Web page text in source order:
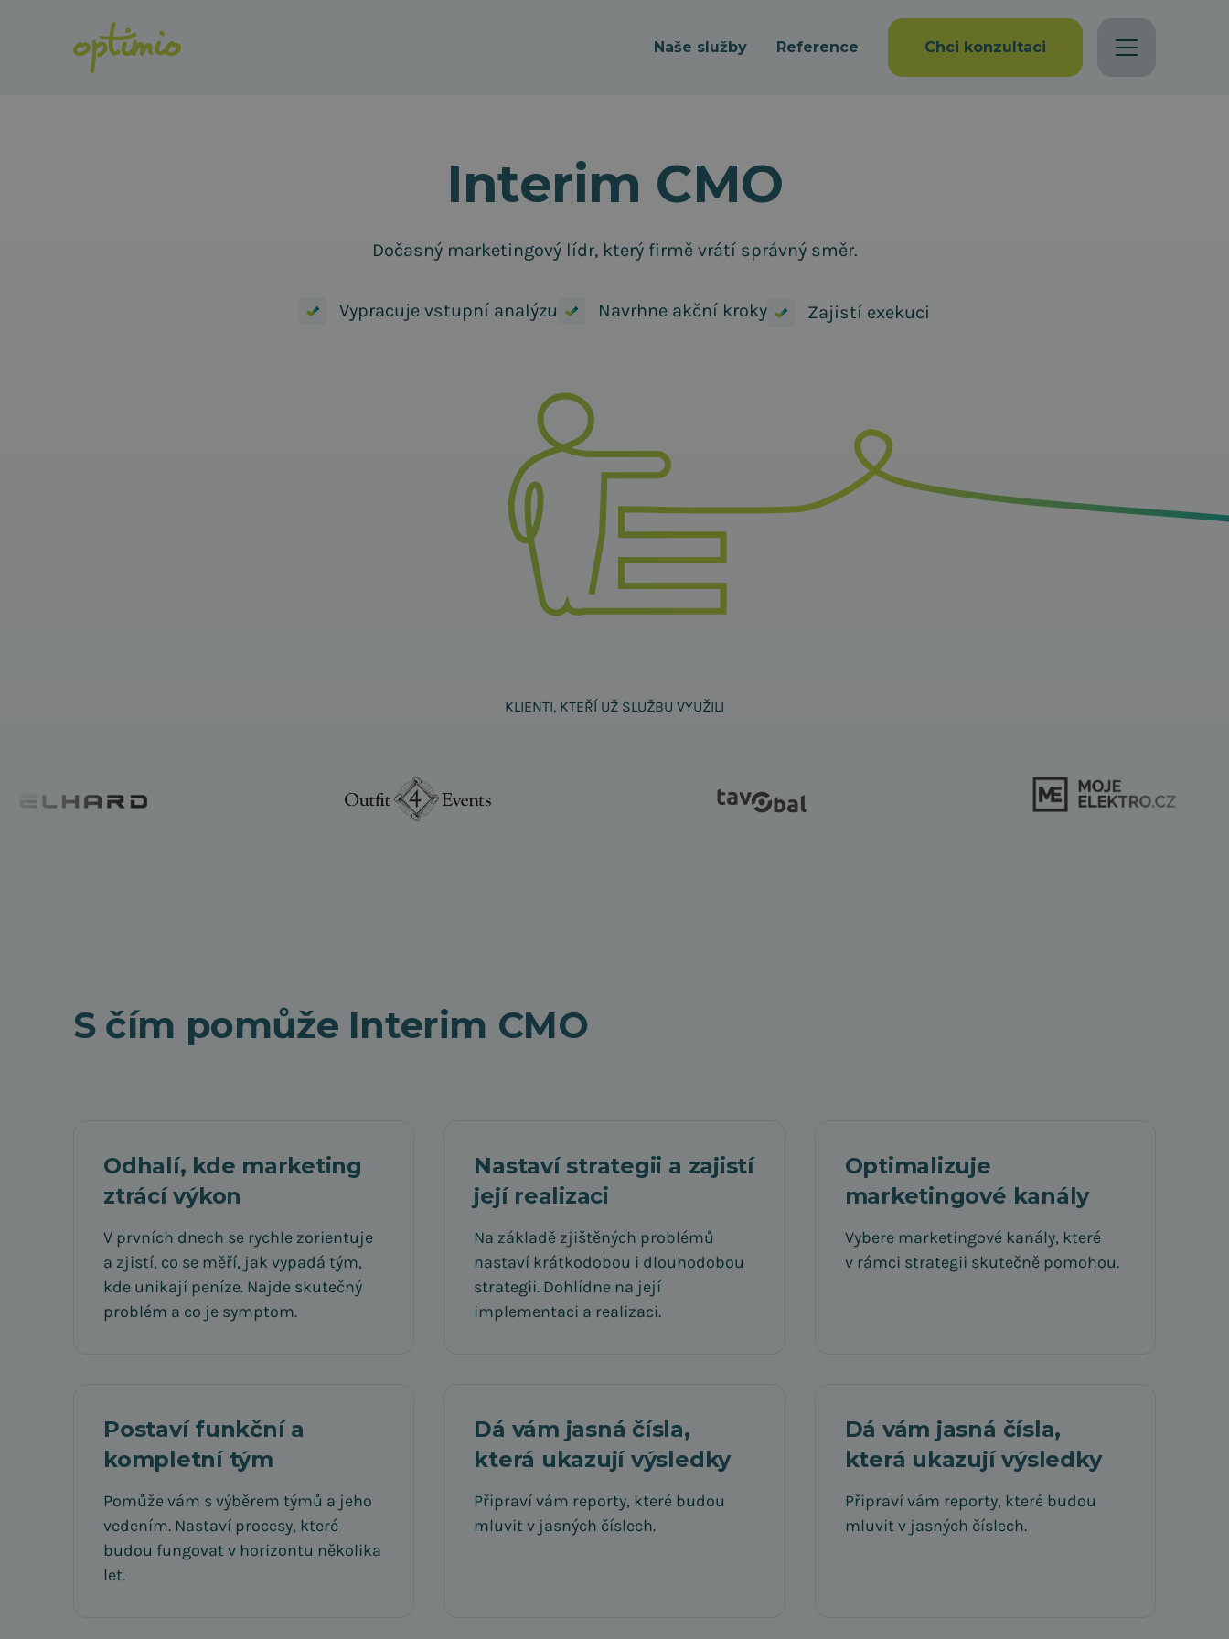
Naše služby Reference Chci konzultaci
Interim CMO
Dočasný marketingový lídr, který firmě vrátí správný směr.
Vypracuje vstupní analýzu Navrhne akční kroky Zajistí exekuci
KLIENTI, KTEŘÍ UŽ SLUŽBU VYUŽILI
S čím pomůže Interim CMO
Odhalí, kde marketing
ztrácí výkon
V prvních dnech se rychle zorientuje
a zjistí, co se měří, jak vypadá tým,
kde unikají peníze. Najde skutečný
problém a co je symptom.
Nastaví strategii a zajistí
její realizaci
Na základě zjištěných problémů
nastaví krátkodobou i dlouhodobou
strategii. Dohlídne na její
implementaci a realizaci.
Optimalizuje
marketingové kanály
Vybere marketingové kanály, které
v rámci strategii skutečně pomohou.
Postaví funkční a
kompletní tým
Pomůže vám s výběrem týmů a jeho
vedením. Nastaví procesy, které
budou fungovat v horizontu několika
let.
Dá vám jasná čísla,
která ukazují výsledky
Připraví vám reporty, které budou
mluvit v jasných číslech.
Dá vám jasná čísla,
která ukazují výsledky
Připraví vám reporty, které budou
mluvit v jasných číslech.